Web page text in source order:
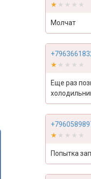
★★★★★
★★★★★
Молчат
★★★★★
★★★★★
Еще раз
★★★★★
★★★★★
Попытка